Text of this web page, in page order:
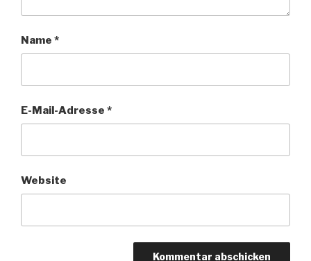
Name *
E-Mail-Adresse *
Website